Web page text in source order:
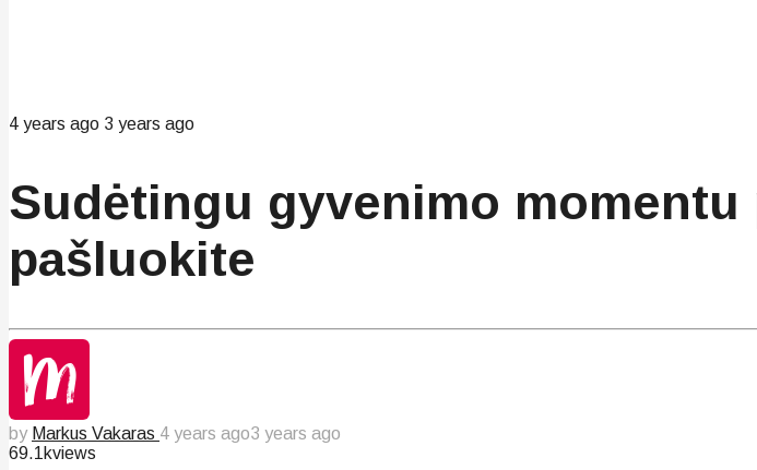
4 years ago 3 years ago
Sudėtingu gyvenimo
pašluokite
by Markus Vakaras 4 years ago3 years ago
69.1kviews